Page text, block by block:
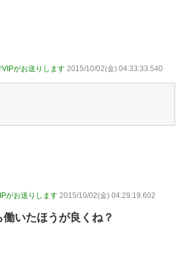
がお送りします 2015/10/02(金) 04:33:33.540
がお送りします 2015/10/02(金) 04:29:19.602
働いたほうが良くね？